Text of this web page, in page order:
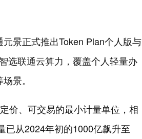
景正式推出Token Plan个人版与
选联通云算力，覆盖个人轻量办
景。
价、可交易的最小计量单位，相
已从2024年初的1000亿飙升至